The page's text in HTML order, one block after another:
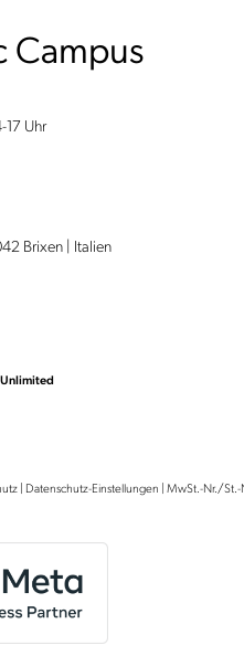
Campus
17 Uhr
Brixen | Italien
| Datenschutz-Einstellungen MwSt.-Nr./St.-